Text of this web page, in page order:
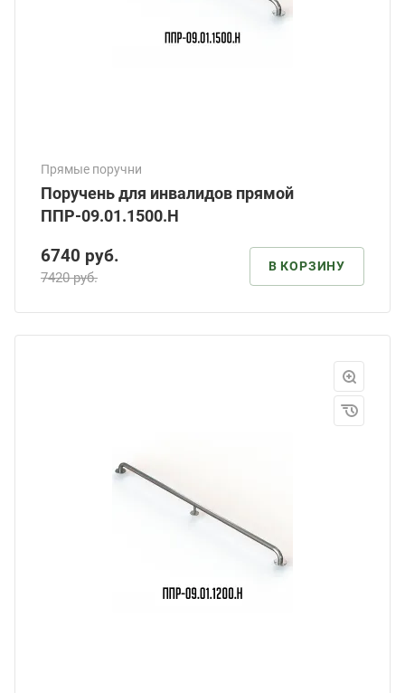
Прямые поручни
Поручень для инвалидов прямой
ППР-09.01.1500.Н
6740 руб.
7420 руб.
В КОРЗИНУ